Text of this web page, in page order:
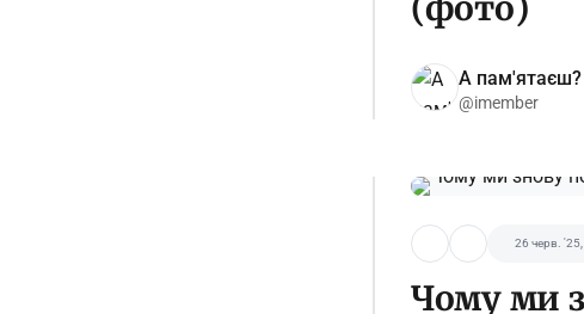
А пам'ятаєш?
@imember
26 черв.
Чому ми